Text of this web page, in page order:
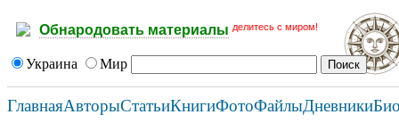
Обнародовать материалы делитесь с миром!
Украина Мир
ГлавнаяАвторыСтатьиКнигиФотоФайлыДневники